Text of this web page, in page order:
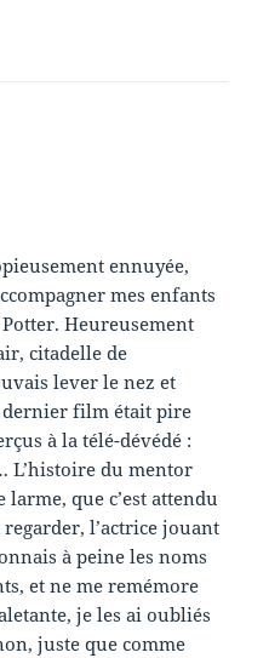
ennuyée,
mes enfants
Heureusement
citadelle de
lever le nez et
dernier film était pire
à la télé-dévédé :
L’histoire du mentor
que c’est attendu
l’actrice jouant
à peine les noms
et ne me remémore
je les ai oubliés
juste que comme